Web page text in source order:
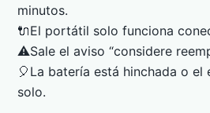
minutos.
🔌El portátil solo funciona
⚠️Sale el aviso “considere
🎈 La batería está hinchada o el
solo.